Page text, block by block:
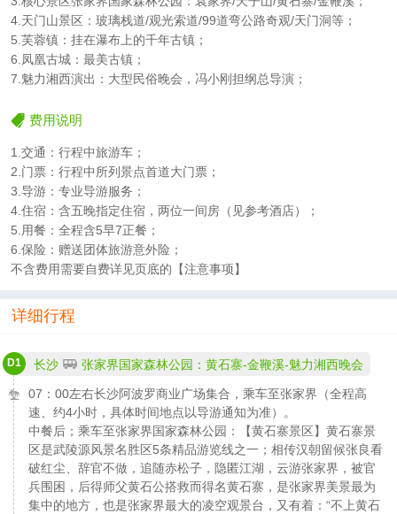
4.天门山景区：玻璃栈道/观光索道/99道弯公路奇观/天门洞等；
5.芙蓉镇：挂在瀑布上的千年古镇；
6.凤凰古城：最美古镇；
7.魅力湘西演出：大型民俗晚会，冯小刚担纲总导演；
费用说明
1.交通：行程中旅游车；
2.门票：行程中所列景点首道大门票；
3.导游：专业导游服务；
4.住宿：含五晚指定住宿，两位一间房（见参考酒店）；
5.用餐：全程含5早7正餐；
6.保险：赠送团体旅游意外险；
不含费用需要自费详见页底的【注意事项】
详细行程
D1 长沙 张家界国家森林公园：黄石寨-金鞭溪-魅力湘西晚会
07：00左右长沙阿波罗商业广场集合，乘车至张家界（全程高
速、约4小时，具体时间地点以导游通知为准）。
中餐后；乘车至张家界国家森林公园：【黄石寨景区】黄石寨景
区是武陵源风景名胜区5条精品游览线之一；相传汉朝留候张良看
破红尘、辞官不做，追随赤松子，隐匿江湖，云游张家界，被官
兵围困，后得师父黄石公搭救而得名黄石寨，是张家界美景最为
集中的地方，也是张家界最大的凌空观景台，又有着：“不上黄石